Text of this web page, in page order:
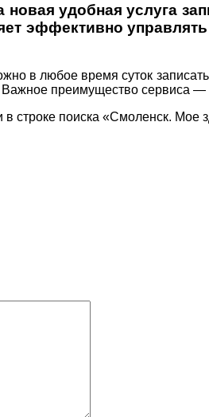
удобная услуга
эффективно
в любое время суток
преимущество сервиса —
строке поиска «Смоленск. Мое